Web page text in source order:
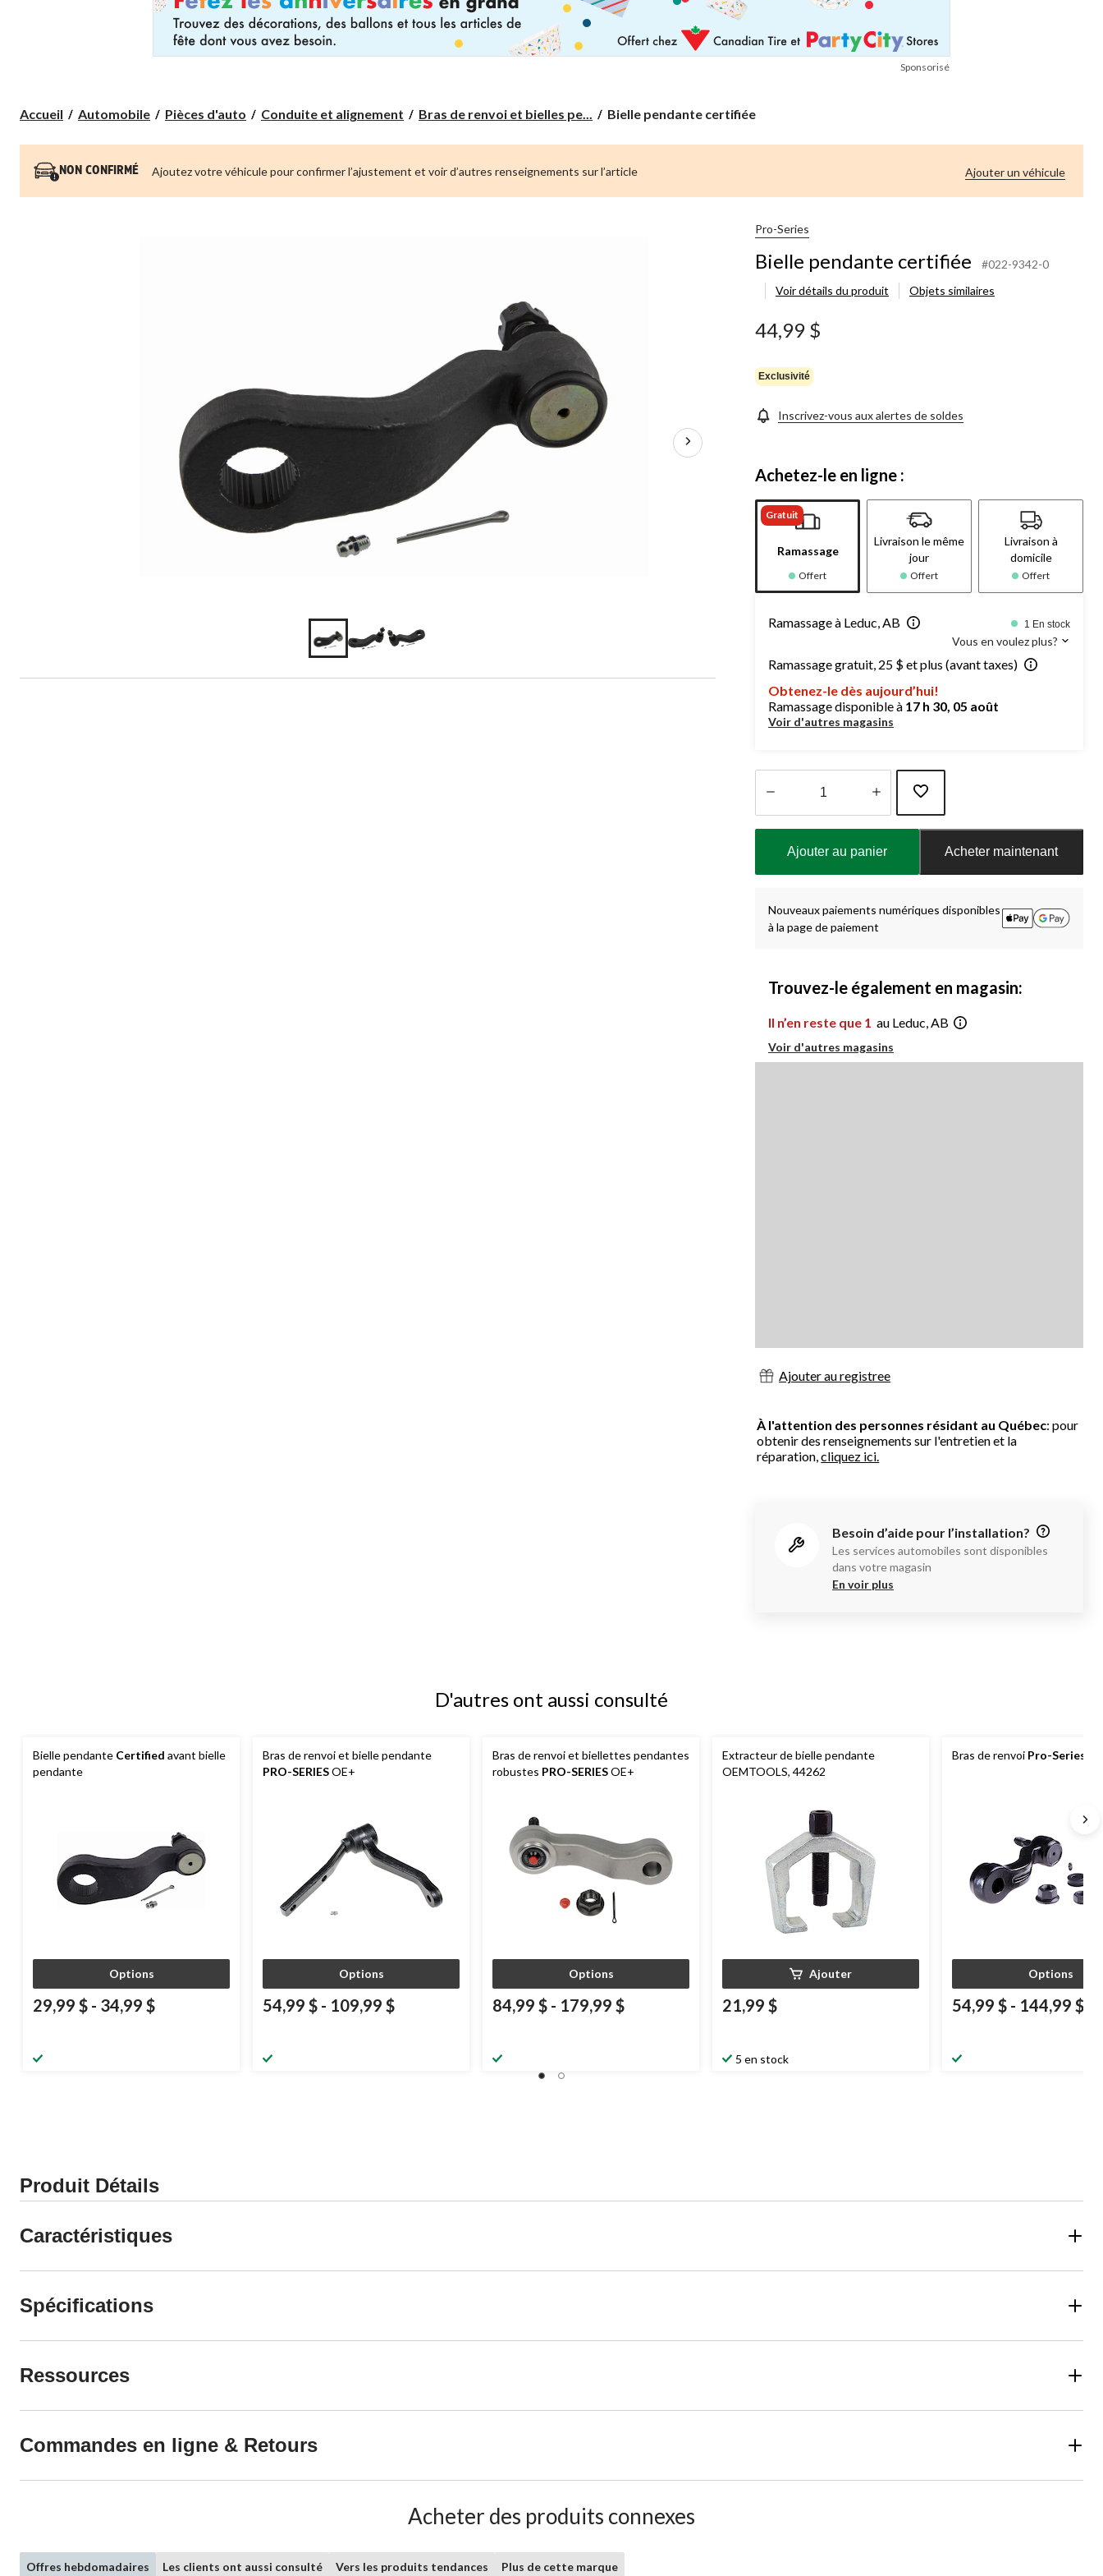
Sponsorisé
Accueil Automobile Pièces d'auto Conduite et alignement Bras de renvoi et bielles pe...
Bielle
certifiée
Bielle pendante certifiée
NON CONFIRMÉ Ajoutez votre véhicule pour confirmer l’ajustement et voir d’autres renseignements sur l’article Ajouter un véhicule
Pro-Series
Bielle pendante certifiée
#022-9342-0
Voir détails du produit
Objets similaires
44,99 $
Exclusivité
Inscrivez-vous aux alertes de soldes
Achetez-le en ligne :
Gratuit
Ramassage
Offert
Livraison le même
jour
Offert
Livraison à
domicile
Offert
Ramassage à Leduc, AB 1 En stock
Vous en voulez plus?
Ramassage gratuit, 25 $ et plus (avant taxes)
Obtenez-le dès aujourd’hui!
Ramassage disponible à 17 h 30, 05 août
Voir d'autres magasins
jour
Ajouter au panier Acheter maintenant
Nouveaux paiements numériques disponibles
à la page de paiement
Trouvez-le également en magasin:
Il n’en reste que 1 au Leduc, AB
Voir d'autres magasins
Ajouter au registree
À l'attention des personnes résidant au Québec: pour
obtenir des renseignements sur l'entretien et la
réparation,cliquez ici.
Besoin d’aide pour l’installation?
Les services automobiles sont disponibles
dans votre magasin
En voir plus
D'autres ont aussi consulté
Bielle pendante Certified avant bielle
pendante
Options
29,99 $ - 34,99 $
Bras de renvoi et bielle pendante
PRO-SERIESOE+
Options
54,99 $ - 109,99 $
Bras de renvoi et biellettes pendantes
robustes PRO-SERIESOE+
Options
84,99 $ - 179,99 $
Extracteur de bielle pendante
OEMTOOLS, 44262
Ajouter
21,99 $
5 en stock
Bras de renvoi Pro-Series
Options
54,99 $ - 144,99 $
Produit Détails
Caractéristiques
Spécifications
Ressources
Commandes en ligne & Retours
Acheter des produits connexes
Offres hebdomadaires Les clients ont aussi consulté Vers les produits tendances Plus de cette marque